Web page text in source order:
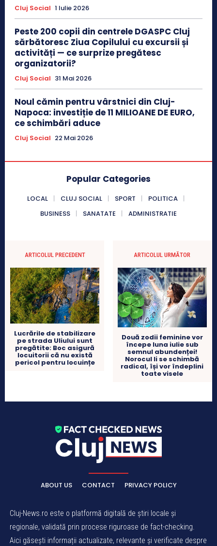
Cluj Social 1 Iulie 2026
Peste 200 copii din centrele DGASPC Cluj
sărbătoresc Ziua Copilului cu excursii și
activități — ce surprize pregătesc
organizatorii?
Cluj Social 31 Mai 2026
Noul cămin pentru vârstnici din Cluj-
Napoca: investiție de 11 MILIOANE DE EURO,
ce schimbări aduce
Cluj Social 22 Mai 2026
Popular Categories
LOCAL CLUJ SOCIAL SPORT
POLITICA
BUSINESS
SANATATE ADMINISTRATIE
ARTICOLUL PRECEDENT
Lucrările de stabilizare
pe strada Uliului sunt
pregătite: Boc asigură
locuitorii că nu există
pericol pentru locuințe
ARTICOLUL URMĂTOR
Două zodii feminine vor
începe luna iulie sub
semnul abundenței!
Norocul li se schimbă
radical, își vor îndeplini
toate visele
ABOUT US CONTACT PRIVACY POLICY
Cluj-News.ro este o platformă digitală de știri locale și
regionale, validată prin procese riguroase de fact-checking.
Aici găsești informații actualizate, relevante și verificate despre